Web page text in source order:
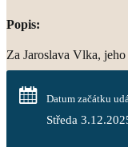
Popis:
Za Jaroslava Vlka,
Datum začátku
Středa